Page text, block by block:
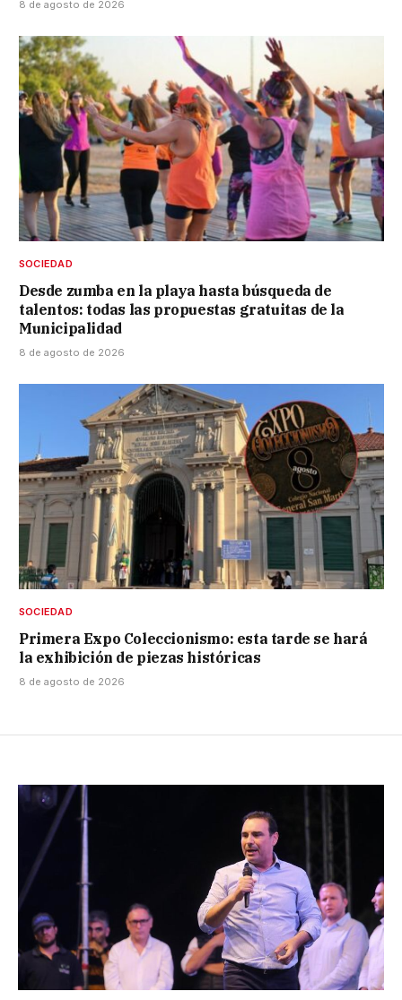
8 de agosto de 2026
SOCIEDAD
Desde zumba en la playa hasta búsqueda de
talentos: todas las propuestas gratuitas de la
Municipalidad
8 de agosto de 2026
SOCIEDAD
Primera Expo Coleccionismo: esta tarde se hará
la exhibición de piezas históricas
8 de agosto de 2026